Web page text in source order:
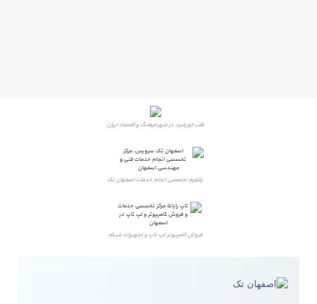
قلب خورشید در شهر فرهنگ و اقتصاد ایران
پلتفرم تخصصی انجام خدمات اصفهان تِک
فروش کامپیوتر، لپ تاپ و تجهیزات شبکه